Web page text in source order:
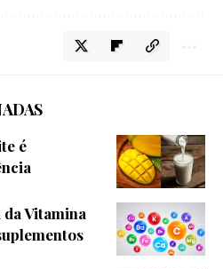
é
Vitamina